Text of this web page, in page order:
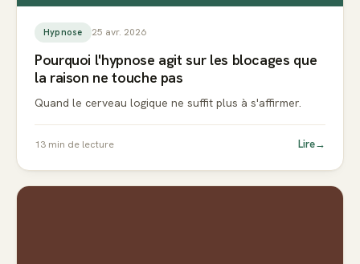
Hypnose 25 avr. 2026
Pourquoi l'hypnose agit sur les blocages que
la raison ne touche pas
Quand le cerveau logique ne suffit plus à s'affirmer.
13 min de lecture Lire→